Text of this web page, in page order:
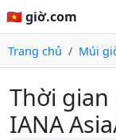
🇻🇳 giờ.com
Trang chủ Múi
Thời
IANA